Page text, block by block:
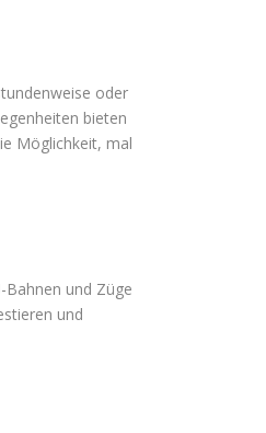
oder
bieten
Möglichkeit, mal
und Züge
und